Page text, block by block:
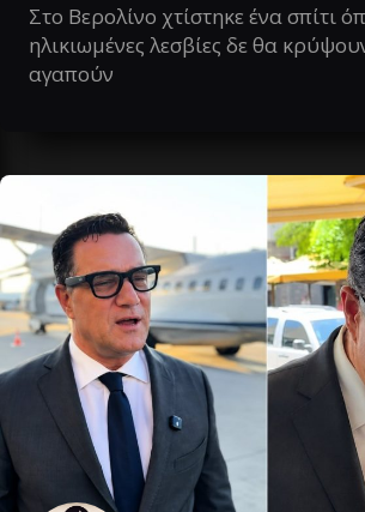
Στο Βερολίνο χτίστηκε ένα σπίτι
ηλικιωμένες λεσβίες δε θα
αγαπούν